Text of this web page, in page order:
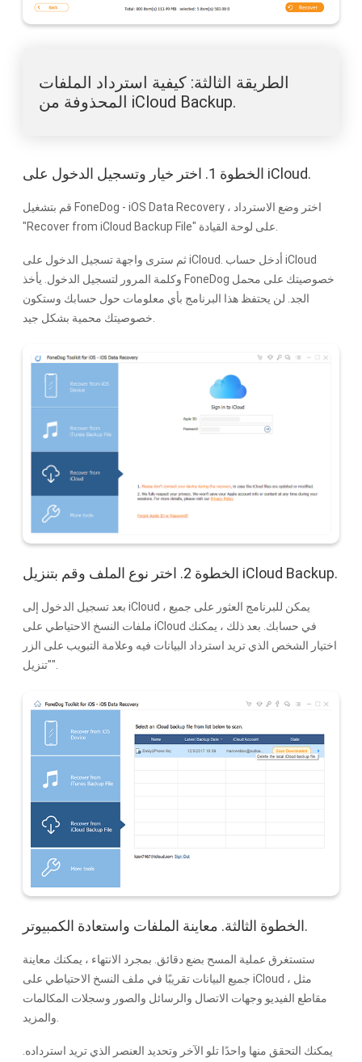
الطريقة الثالثة: كيفية استرداد الملفات
المحذوفة من iCloud Backup.
الخطوة 1. اختر خيار وتسجيل الدخول على iCloud.
قم بتشغيل FoneDog - iOS Data Recovery ، اختر وضع الاسترداد
ثم سترى واجهة تسجيل الدخول على iCloud. أدخل حساب iCloud
وكلمة المرور لتسجيل الدخول. يأخذ FoneDog خصوصيتك على محمل
الجد. لن يحتفظ هذا البرنامج بأي معلومات حول حسابك وستكون
الخطوة 2. اختر نوع الملف وقم بتنزيل iCloud Backup.
بعد تسجيل الدخول إلى iCloud ، يمكن للبرنامج العثور على جميع
ملفات النسخ الاحتياطي على iCloud في حسابك. بعد ذلك ، يمكنك
اختيار الشخص الذي تريد استرداد البيانات فيه وعلامة التبويب على الزر
"تنزيل".
الخطوة الثالثة. معاينة الملفات واستعادة الكمبيوتر.
ستستغرق عملية المسح بضع دقائق. بمجرد الانتهاء ، يمكنك معاينة
جميع البيانات تقريبًا في ملف النسخ الاحتياطي على iCloud ، مثل
مقاطع الفيديو وجهات الاتصال والرسائل والصور وسجلات المكالمات
يمكنك التحقق منها واحدًا تلو الآخر وتحديد العنصر الذي تريد استرداده.